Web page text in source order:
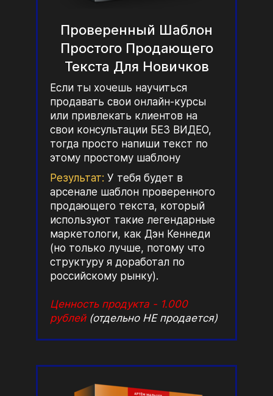
Проверенный Шаблон
Простого Продающего
Текста Для Новичков
Если ты хочешь научиться
продавать свои онлайн-курсы
или привлекать клиентов на
свои консультации БЕЗ ВИДЕО,
тогда просто напиши текст по
этому простому шаблону
Результат: У тебя будет в
арсенале шаблон проверенного
продающего текста, который
используют такие легендарные
маркетологи, как Дэн Кеннеди
(но только лучше, потому что
структуру я доработал по
российскому рынку).
Ценность продукта - 1.000
рублей (отдельно НЕ продается)